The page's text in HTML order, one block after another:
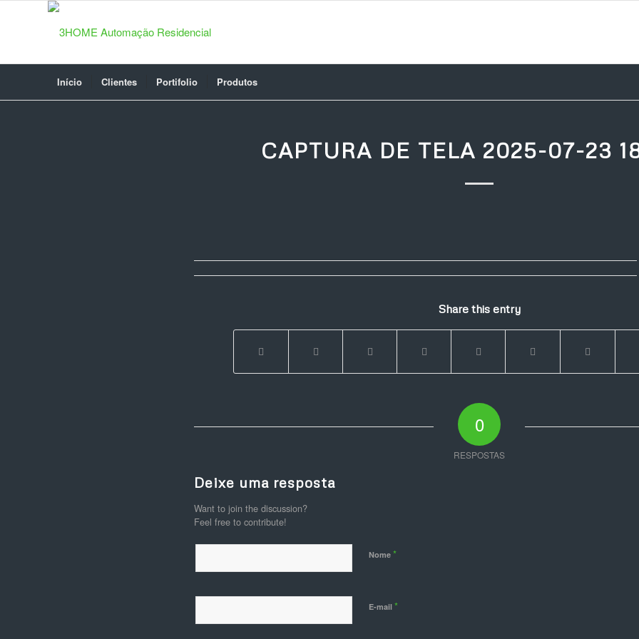
Início Clientes Portifolio Produtos
CAPTURA DE TELA 2025-07-23
Share this entry
0
RESPOSTAS
Deixe uma resposta
Want to join the discussion?
Feel free to contribute!
Nome *
E-mail *